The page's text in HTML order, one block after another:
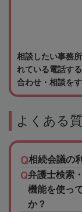
相談したい事務
れている電話す
合わせ・相談を
よくある
相続会議の
弁護士検索
機能を使っ
か？